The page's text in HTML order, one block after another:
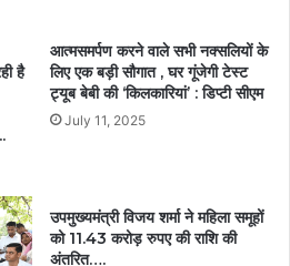
है
आत्मसमर्पण करने वाले सभी नक्सलियों के
लिए एक बड़ी सौगात , घर गूंजेगी टेस्ट
ट्यूब बेबी की ‘किलकारियां’ : डिप्टी सीएम
July 11, 2025
उपमुख्यमंत्री विजय शर्मा ने महिला समूहों
को 11.43 करोड़ रुपए की राशि की
अंतरित….